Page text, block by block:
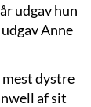
udgav hun
Anne
mest dystre
af sit